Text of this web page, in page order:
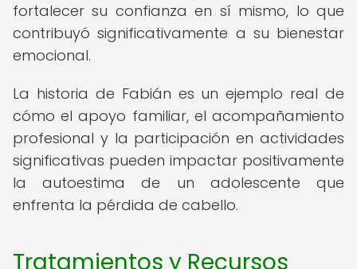
fortalecer su confianza en sí mismo, lo que
contribuyó significativamente a su bienestar
emocional.
La historia de Fabián es un ejemplo real de
cómo el apoyo familiar, el acompañamiento
profesional y la participación en actividades
significativas pueden impactar positivamente
la autoestima de un adolescente que
enfrenta la pérdida de cabello.
Tratamientos y Recursos